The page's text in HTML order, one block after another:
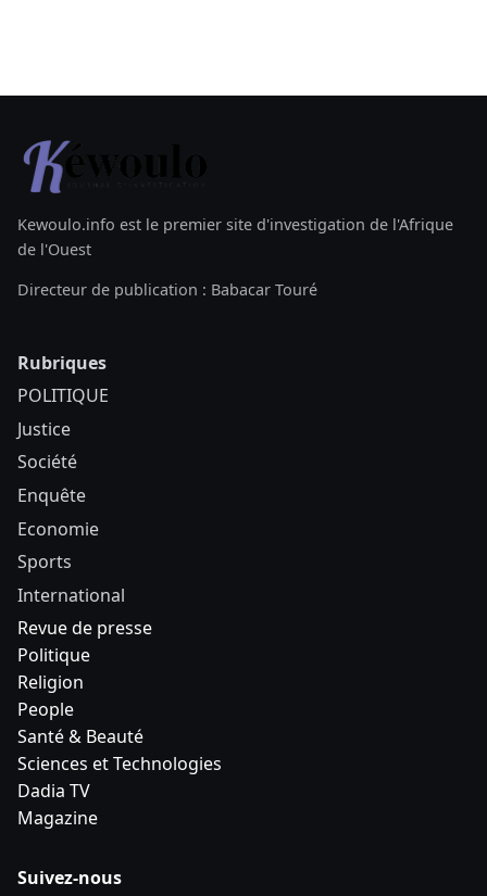
Kewoulo.info est le premier site d'investigation de l'Afrique
de l'Ouest
Directeur de publication : Babacar Touré
Rubriques
POLITIQUE
Justice
Société
Enquête
Economie
Sports
International
Revue de presse
Politique
Religion
People
Santé & Beauté
Sciences et Technologies
Dadia TV
Magazine
Suivez-nous